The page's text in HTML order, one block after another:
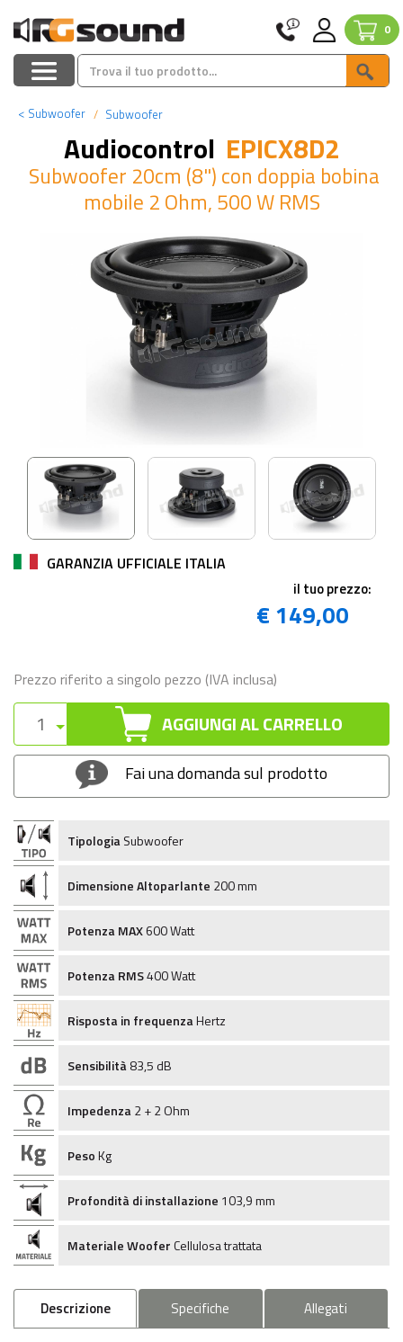
0
< Subwoofer Subwoofer
Audiocontrol EPICX8D2
Subwoofer 20cm (8") con doppia bobina
mobile 2 Ohm, 500 W RMS
GARANZIA UFFICIALE ITALIA
il tuo prezzo:
€ 149,00
Prezzo riferito a singolo pezzo (IVA inclusa)
AGGIUNGI AL CARRELLO
Fai una domanda sul prodotto
TipologiaSubwoofer
Dimensione Altoparlante 200 mm
Potenza MAX600 Watt
Potenza RMS400 Watt
Risposta in frequenzaHertz
Sensibilità83,5 dB
Impedenza2 + 2 Ohm
PesoKg
Profondità di installazione 103,9 mm
Materiale WooferCellulosa trattata
Descrizione Specifiche Allegati